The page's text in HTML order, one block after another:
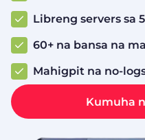
Libreng servers sa
60+ na bansa na
Mahigpit na no-
Kumuha